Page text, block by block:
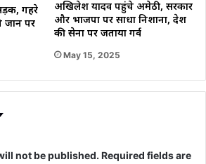
गहरे
जान पर
अखिलेश यादव पहुंचे अमेठी, सरकार
और भाजपा पर साधा निशाना, देश
की सेना पर जताया गर्व
May 15, 2025
not be published. Required fields are